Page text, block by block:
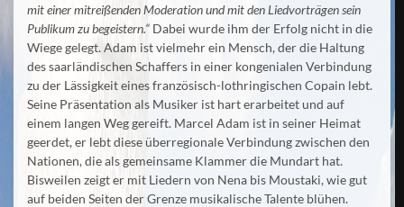
mit einer mitreißenden Moderation und mit den Liedvorträgen sein
Publikum zu begeistern.“ Dabei wurde ihm der Erfolg nicht in die
Wiege gelegt. Adam ist vielmehr ein Mensch, der die Haltung
des saarländischen Schaffers in einer kongenialen Verbindung
zu der Lässigkeit eines französisch-lothringischen Copain lebt.
Seine Präsentation als Musiker ist hart erarbeitet und auf
einem langen Weg gereift. Marcel Adam ist in seiner Heimat
geerdet, er lebt diese überregionale Verbindung zwischen den
Nationen, die als gemeinsame Klammer die Mundart hat.
Bisweilen zeigt er mit Liedern von Nena bis Moustaki, wie gut
auf beiden Seiten der Grenze musikalische Talente blühen.